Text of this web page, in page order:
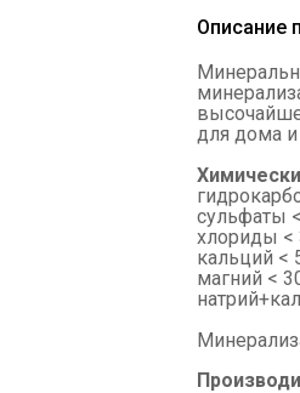
Описание
для дома
сульфаты
хлориды <
кальций <
магний <